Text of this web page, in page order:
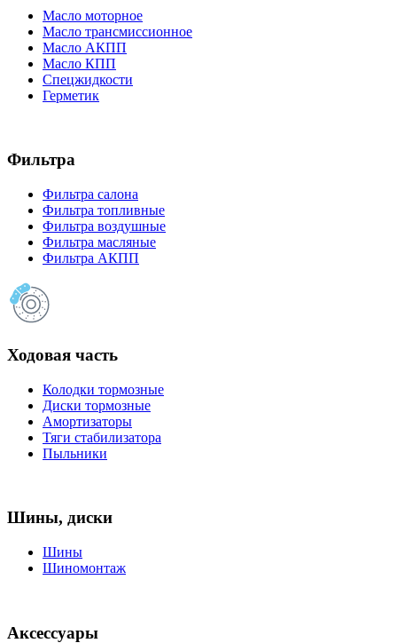
Масло моторное
Масло трансмиссионное
Масло АКПП
Масло КПП
Спецжидкости
Герметик
Фильтра
Фильтра салона
Фильтра топливные
Фильтра воздушные
Фильтра масляные
Фильтра АКПП
Ходовая часть
Колодки тормозные
Диски тормозные
Амортизаторы
Тяги стабилизатора
Пыльники
Шины, диски
Шины
Шиномонтаж
Аксессуары